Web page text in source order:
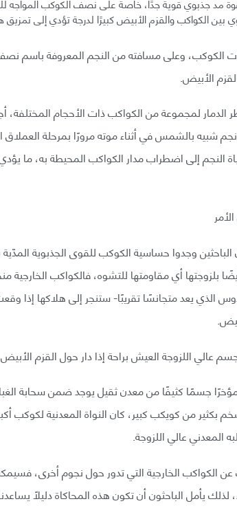
بين الكواكب والقزم الأبيض كبيرًا لدرجة تؤدي إلى تمزيق
الكوكب، وعلى مسافته من النجم المعروفة باسم نصف
الأبيض.
لمجموعة من الكواكب ذات الأحجام المختلفة،
شبيه بالشمس في أثناء موته مرورًا بمرحلة
النجم إلى اضطراب مدار الكواكب المحيطة به، ما
الباحثين وجدوا حساسية الكوكب للقوى الجذبوية
بلزوجتها أي مقاومتها للتشوه، فالكواكب
الذي يعد متجانسًا تقريبًا- ستنجر إلى هلاكها
عالي اللزوجة العيش براحة إذا دار حول القزم
جسمًا كثيفًا من معدن ثقيل يوجد ضمن سحابة
من كويكب كبير، كان النواة المعدنية لكوكب
المعدني عالي اللزوجة.
الكواكب الخارجية التي تدور حول نجوم أخرى،
لذلك يأمل الباحثون أن تكون هذه المحاكاة دليلًا